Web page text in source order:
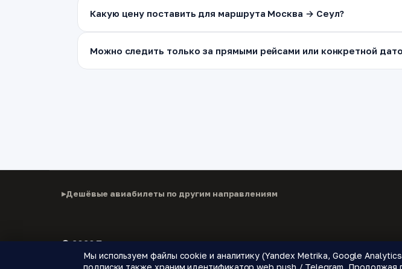
Какую цену поставить для маршрута Москва → Сеул?
Можно следить только за прямыми рейсами или конкретной
Мы используем файлы cookie и аналитику (Yandex Metrika, Google
подписки также храним идентификатор web push / Telegram. Продолжая
Дешёвые авиабилеты по другим направлениям
© 2026 Паломнику
Дешёвые авиабилеты, подписки на цены и новые направления.